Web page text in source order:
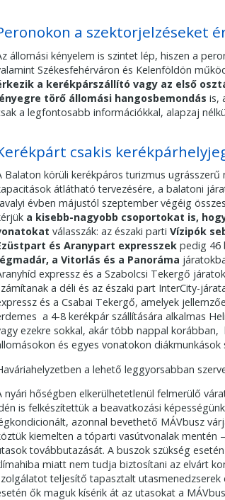
a szektorjelzéseket
állomási kényelem is szintet lép, hiszen a
Székesfehérváron és Kelenföldön
a kerékpárszállító vagy az első
törő állomási hangosbemondás is,
a legfontosabb információkkal, alapzaj
csakis
Balaton körüli kerékpáros turizmus
átlátható tervezésére, a balatoni
évben májustól szeptember végéig
a kisebb-nagyobb csoportokat is,
válasszák: az északi parti Vízipók
és Aranypart expresszek pedig 46
a Vitorlás és a Panoráma
expressz és a Szabolcsi Tekergő
a déli és az északi part InterCity-
és a Csabai Tekergő, amelyek
a 4-8 kerékpár szállítására alkalmas
ezekre sokkal, akár több nappal
és egyes vonatokon
a lehető leggyorsabban
nyári hőségben elkerülhetetlenül felmerülő
is felkészítettük a beavatkozási
azonnal bevethető MÁVbusz
kiemelten a tóparti vasútvonalak mentén
továbbutazását. A buszok szükség
miatt nem tudja biztosítani az elvárt
teljesítő tapasztalt
ők maguk kísérik át az utasokat a